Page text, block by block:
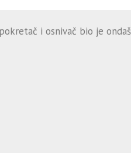
i osnivač bio je